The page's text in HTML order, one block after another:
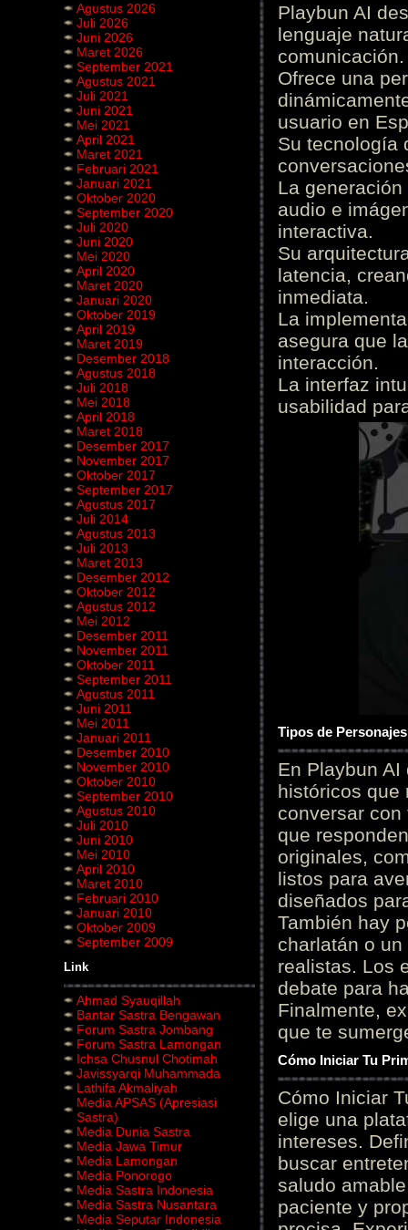
Agustus 2026
Juli 2026
Juni 2026
Maret 2026
September 2021
Agustus 2021
Juli 2021
Juni 2021
Mei 2021
April 2021
Maret 2021
Februari 2021
Januari 2021
Oktober 2020
September 2020
Juli 2020
Juni 2020
Mei 2020
April 2020
Maret 2020
Januari 2020
Oktober 2019
April 2019
Maret 2019
Desember 2018
Agustus 2018
Juli 2018
Mei 2018
April 2018
Maret 2018
Desember 2017
November 2017
Oktober 2017
September 2017
Agustus 2017
Juli 2014
Agustus 2013
Juli 2013
Maret 2013
Desember 2012
Oktober 2012
Agustus 2012
Mei 2012
Desember 2011
November 2011
Oktober 2011
September 2011
Agustus 2011
Juni 2011
Mei 2011
Januari 2011
Desember 2010
November 2010
Oktober 2010
September 2010
Agustus 2010
Juli 2010
Juni 2010
Mei 2010
April 2010
Maret 2010
Februari 2010
Januari 2010
Oktober 2009
September 2009
Link
Ahmad Syauqillah
Bantar Sastra Bengawan
Forum Sastra Jombang
Forum Sastra Lamongan
Ichsa Chusnul Chotimah
Javissyarqi Muhammada
Lathifa Akmaliyah
Media APSAS (Apresiasi
Sastra)
Media Dunia Sastra
Media Jawa Timur
Media Lamongan
Media Ponorogo
Media Sastra Indonesia
Media Sastra Nusantara
Media Seputar Indonesia
Playbun AI
lenguaje
comunicación.
Ofrece una
usuario en
Su tecnología
La
audio e
interactiva.
Su
latencia,
inmediata.
La
asegura que
interacción.
La interfaz
usabilidad
Tipos de
En Playbun
históricos que
conversar
que
originales,
listos para
diseñados
También hay
charlatán o
realistas. Los
debate para
Finalmente,
que te
Cómo Iniciar Tu
Cómo Iniciar
elige una
intereses.
buscar
saludo
paciente y